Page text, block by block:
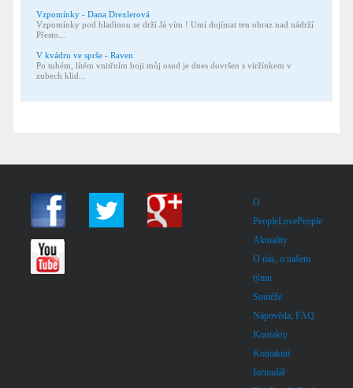
Vzpomínky - Dana Drexlerová
Vzpomínky pod hladinou se drží Já vím ! Umí dojímat ten obraz nad nádrží
Přesto...
V kvádru ve sprše - Raven
Po tuhém, lítém vnitřním boji můj osud je dnes dovršen s viržínkem v
zubech klid...
O
PeopleLovePeople
Aktuality
O nás, o našem
týmu
Soutěže
Nápověda, FAQ
Kontakty
Kontaktní
formulář